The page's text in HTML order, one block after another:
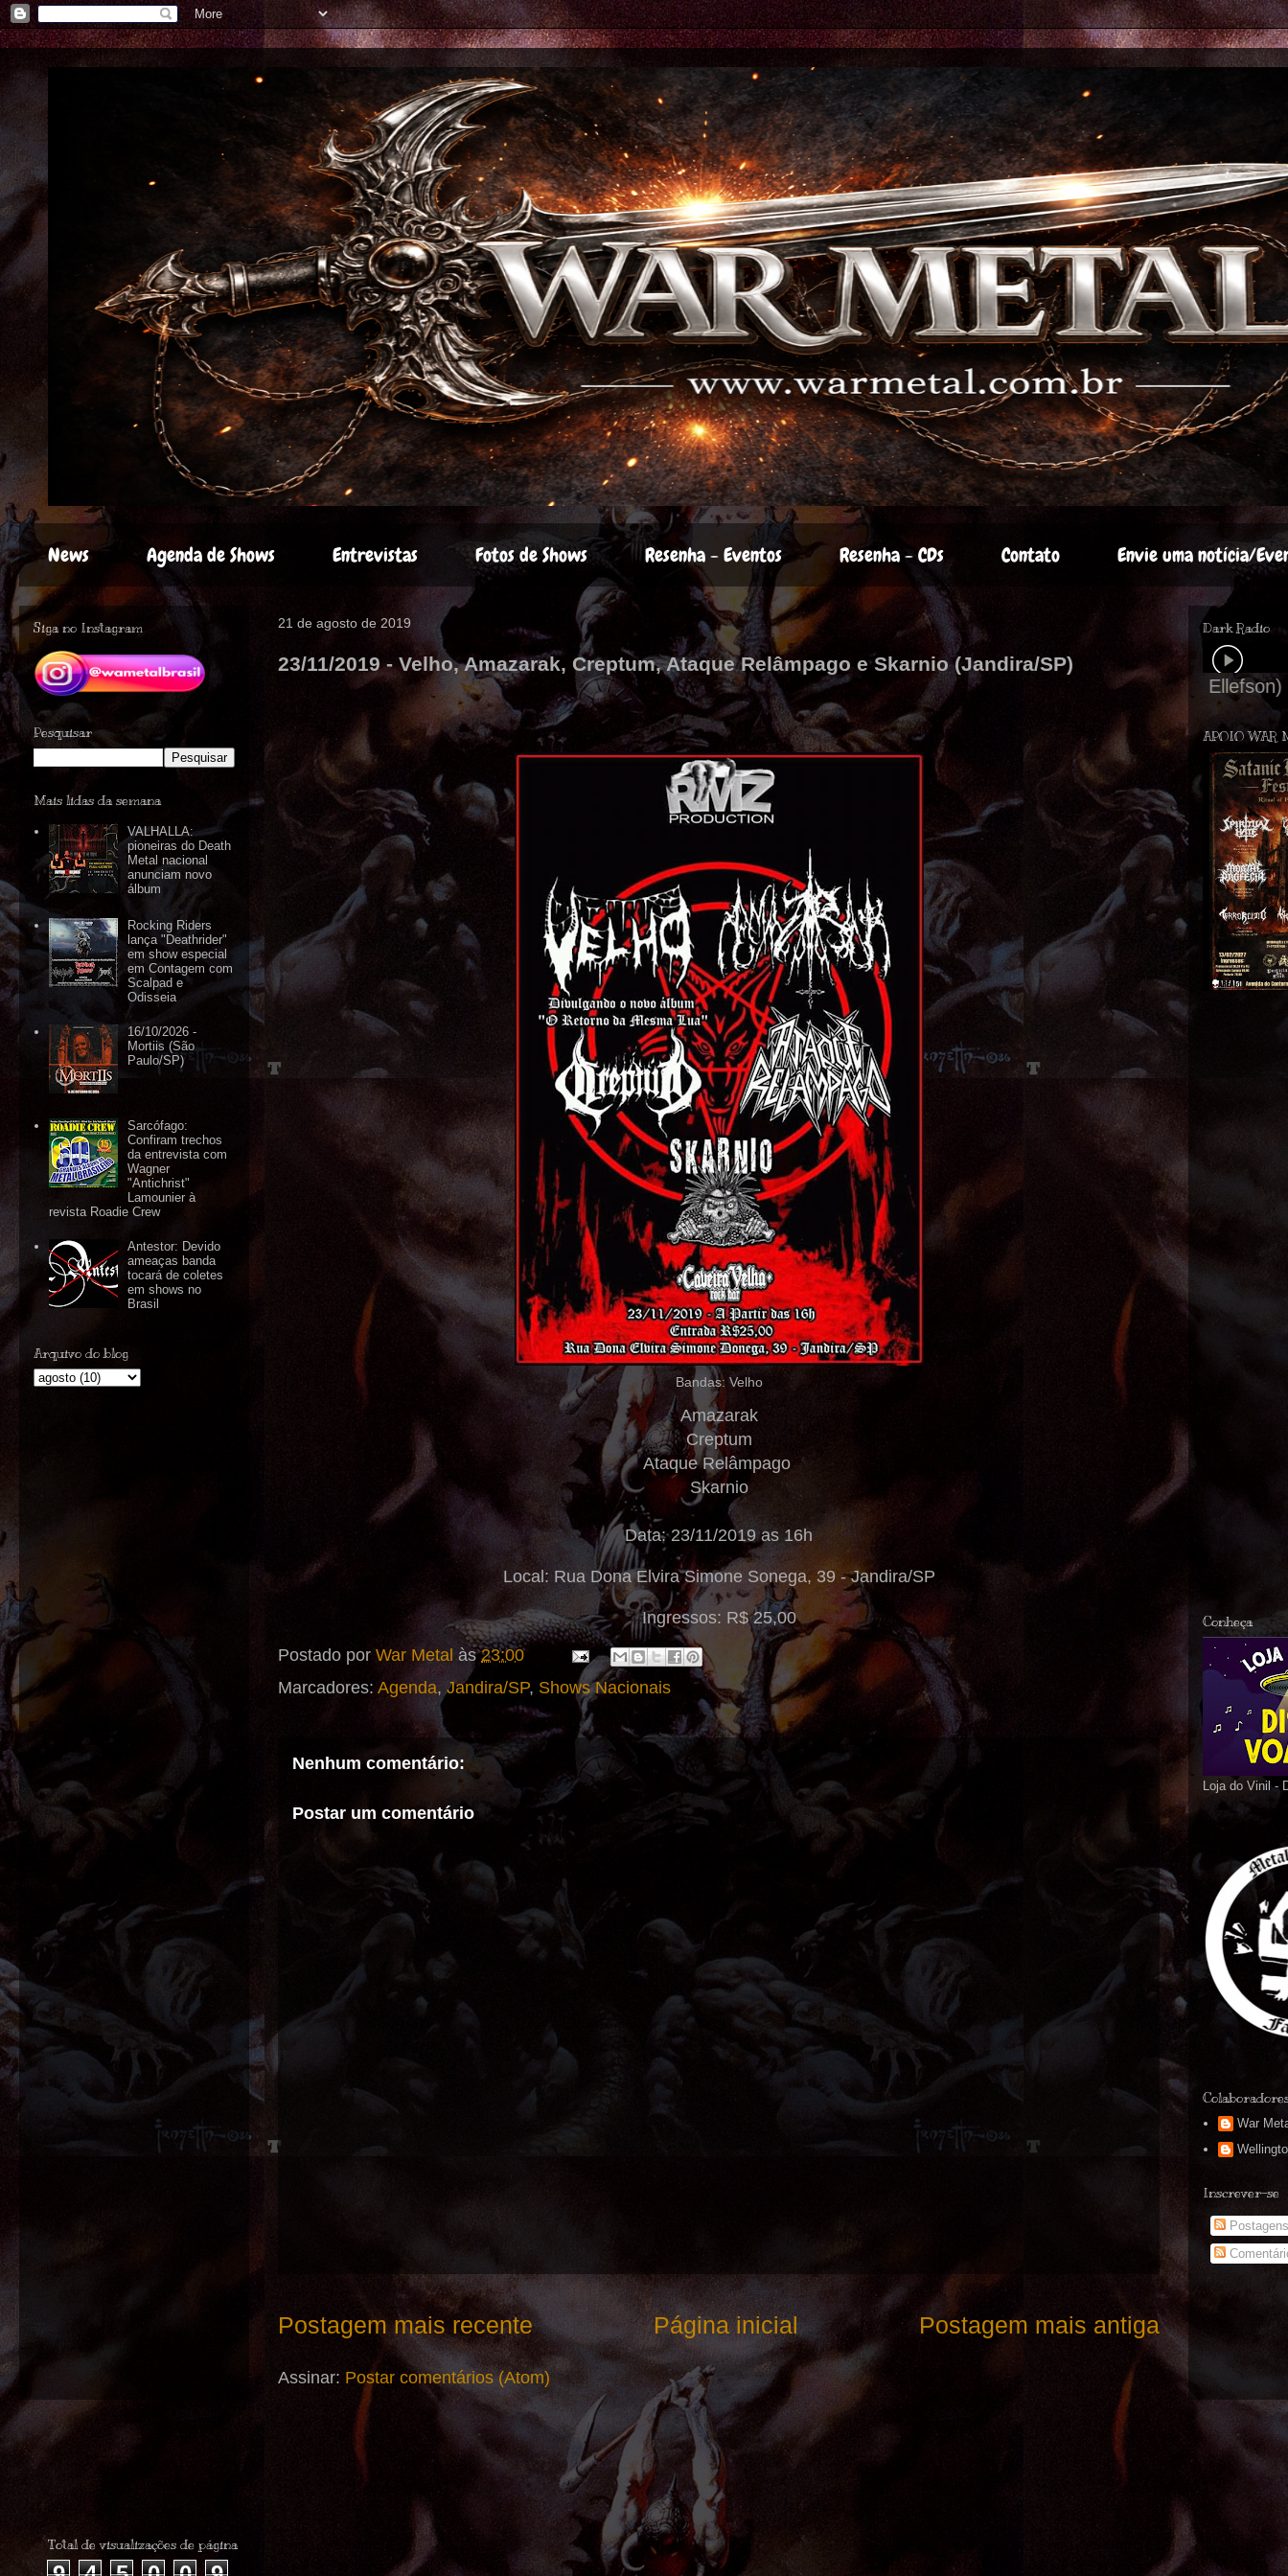
News Agenda de Shows Entrevistas Fotos de Shows Resenha - Eventos Resenha - CDs Contato Envie uma notícia/
21 de agosto de 2019
23/11/2019 - Velho, Amazarak, Creptum, Ataque Relâmpago e Skarnio (Jandira/SP)
Bandas: Velho
Amazarak
Creptum
Ataque Relâmpago
Skarnio
Data: 23/11/2019 as 16h
Local: Rua Dona Elvira Simone Sonega, 39 - Jandira/SP
Ingressos: R$ 25,00
Postado por War Metal às23:00
Marcadores: Agenda, Jandira/SP, Shows Nacionais
Nenhum comentário:
Postar um comentário
Postagem mais recente Postagem mais antiga
Página inicial
Assinar: Postar comentários (Atom)
Siga no Instagram
Pesquisar
Mais lidas da semana
VALHALLA:
pioneiras do Death
Metal nacional
anunciam novo
álbum
Rocking Riders
lança "Deathrider"
em show especial
em Contagem com
Scalpad e
Odisseia
16/10/2026 -
Mortiis (São
Paulo/SP)
Sarcófago:
Confiram trechos
da entrevista com
Wagner
"Antichrist"
Lamounier à
revista Roadie Crew
Antestor: Devido
ameaças banda
tocará de coletes
em shows no
Brasil
Arquivo do blog
Dark Radio
APOIO WAR
Conheça
Loja do Vinil -
War
Inscrever-se
Postagens
Total de visualizações de página